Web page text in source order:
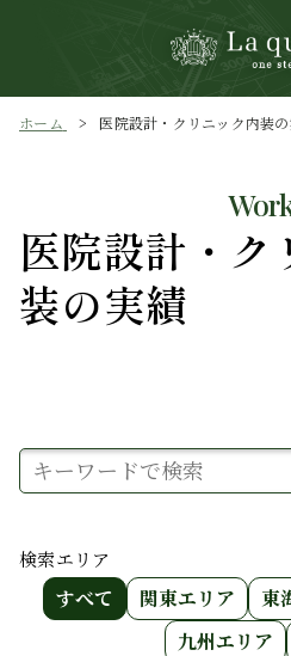
ホーム 医院設計・クリニック内装
医院設計・ク
装の実績
検索エリア
すべて 関東エリア 東
九州エリア